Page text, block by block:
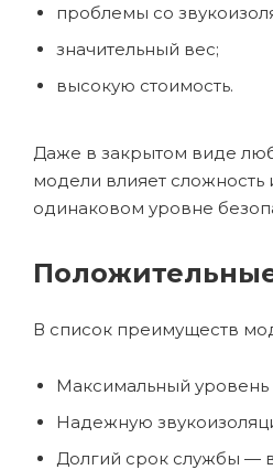
проблемы со
значительный вес;
высокую стоимость.
Даже в закрытом виде
модели влияет сложность
одинаковом уровне
В список преимуществ
Максимальный уровень
Надежную
Долгий срок службы —